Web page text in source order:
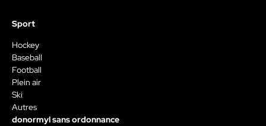
Sport
Hockey
Baseball
Football
Plein air
Ski
Autres
donormyl sans ordonnance